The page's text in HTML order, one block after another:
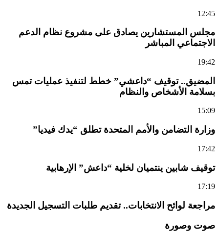
12:45
مجلس المستشارين يصادق على مشروع نظام الدعم
الاجتماعي المباشر
19:42
المضيق.. توقيف “داعشي” خطط لتنفيذ عمليات تمس
بسلامة الأشخاص والنظام
15:09
وزارة التضامن والأمم المتحدة تطلق “يدك فيديا”
17:42
توقيف شابين ينتميان لخلية “داعش” الإرهابية
17:19
مراجعة لوائح الانتخابات.. تقديم طلبات التسجيل الجديدة
صوت وصورة